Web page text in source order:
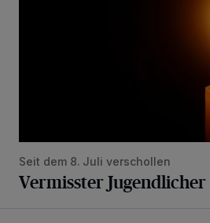
Seit dem 8. Juli verschollen
Vermisster